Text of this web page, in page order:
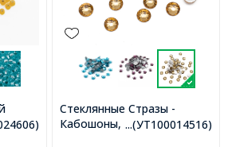
...(УТ100014516)
Стеклянные Стразы -
Кабошоны, Граненые,